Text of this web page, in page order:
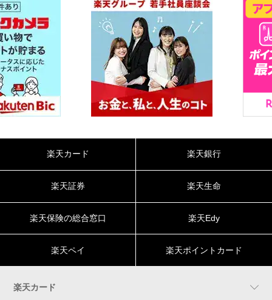
楽天カード 楽天銀行
楽天証券 楽天生命
楽天保険の総合窓口 楽天Edy
楽天ペイ 楽天ポイントカード
楽天カード